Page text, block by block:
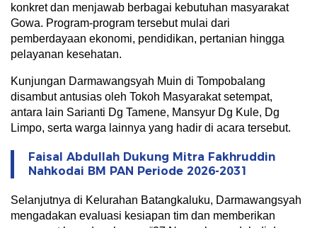
konkret dan menjawab berbagai kebutuhan masyarakat
Gowa. Program-program tersebut mulai dari
pemberdayaan ekonomi, pendidikan, pertanian hingga
pelayanan kesehatan.
Kunjungan Darmawangsyah Muin di Tompobalang
disambut antusias oleh Tokoh Masyarakat setempat,
antara lain Sarianti Dg Tamene, Mansyur Dg Kule, Dg
Limpo, serta warga lainnya yang hadir di acara tersebut.
Faisal Abdullah Dukung Mitra Fakhruddin
Nahkodai BM PAN Periode 2026-2031
Selanjutnya di Kelurahan Batangkaluku, Darmawangsyah
mengadakan evaluasi kesiapan tim dan memberikan